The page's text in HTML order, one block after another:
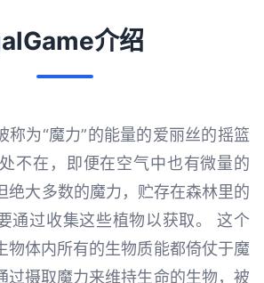
介绍
称为“魔力”的能量的爱丽丝的摇篮
不在，即便在空气中也有微量的
绝大多数的魔力，贮存在森林里的
通过收集这些植物以获取。 这个
物体内所有的生物质能都倚仗于魔
过摄取魔力来维持生命的生物，被